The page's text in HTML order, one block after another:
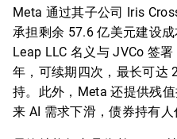
Meta 通过其子公司 Iris
承担剩余 57.6 亿美元建设
Leap LLC 名义与 JVCo 签
年，可续期四次，最长可达
持。此外，Meta 还提供残
来 AI 需求下滑，债券持有人